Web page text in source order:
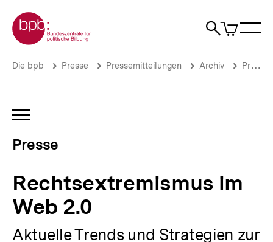
zum
Seiteninhalt
springen
Zur Startseite der bpb
Suche
Artikel
im
Rechtsextremismus
Presse
bpb.de
Brotkrümelnavigation
Pfadnavigation
Die bpb Presse Pressemitteilungen Archiv Pressemitteilungen 2008
INHALTSNAVIGATION
Presse
Rechtsextremismus im
Web 2.0
Aktuelle Trends und Strategien zur